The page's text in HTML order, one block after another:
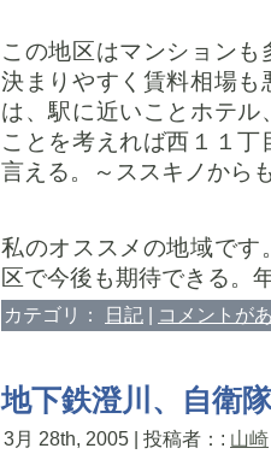
この地区はマンション
決まりやすく賃料相場
は、駅に近いことホテ
ことを考えれば西１１
言える。～ススキノから
私のオススメの地域で
区で今後も期待できる。
カテゴリ： 日記 | コメントが
地下鉄澄川、自衛
3月 28th, 2005 | 投稿者：: 山崎